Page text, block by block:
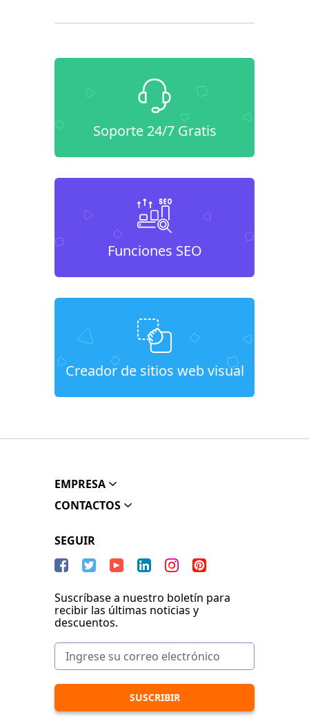
Soporte 24/7 Gratis
Funciones SEO
Creador de sitios web visual
EMPRESA
CONTACTOS
SEGUIR
Suscríbase a nuestro boletín para
recibir las últimas noticias y
descuentos.